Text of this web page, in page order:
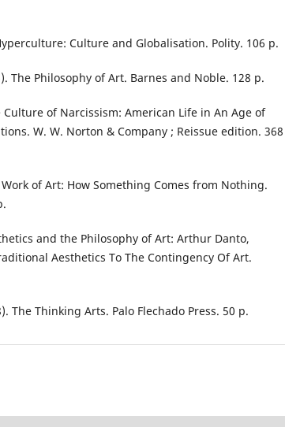
Culture and Globalisation. Polity. 106 р.
The Philosophy of Art. Barnes and Noble. 128 р.
Culture of Narcissism: American Life in An Age of
W. W. Norton & Company ; Reissue edition. 368
Work of Art: How Something Comes from Nothing.
and the Philosophy of Art: Arthur Danto,
Aesthetics To The Contingency Of Art.
The Thinking Arts. Palo Flechado Press. 50 р.